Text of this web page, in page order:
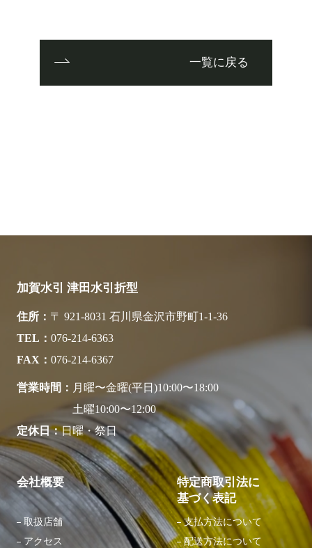
一覧に戻る
加賀水引 津田水引折型
住所
〒 921-8031 石川県金沢市野町1-1-36
TEL
076-214-6363
FAX
076-214-6367
営業時間
月曜〜金曜(平日)10:00〜18:00
土曜10:00〜12:00
定休日
日曜・祭日
会社概要
取扱店舗
アクセス
特定商取引法に
基づく表記
支払方法について
配送方法について